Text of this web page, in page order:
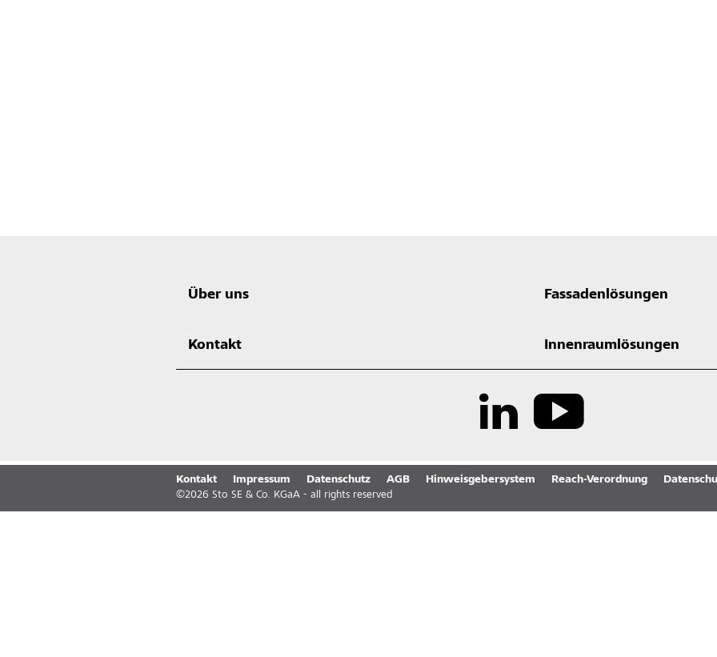
Über uns Fassadenlösungen
Kontakt Innenraumlösungen
Kontakt Impressum Datenschutz AGB Hinweisgebersystem Reach-Verordnung
©2026 Sto SE & Co. KGaA - all rights reserved